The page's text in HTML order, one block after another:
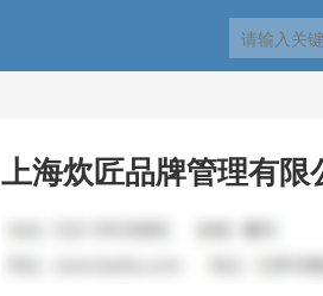
上海炊匠品牌管理有限